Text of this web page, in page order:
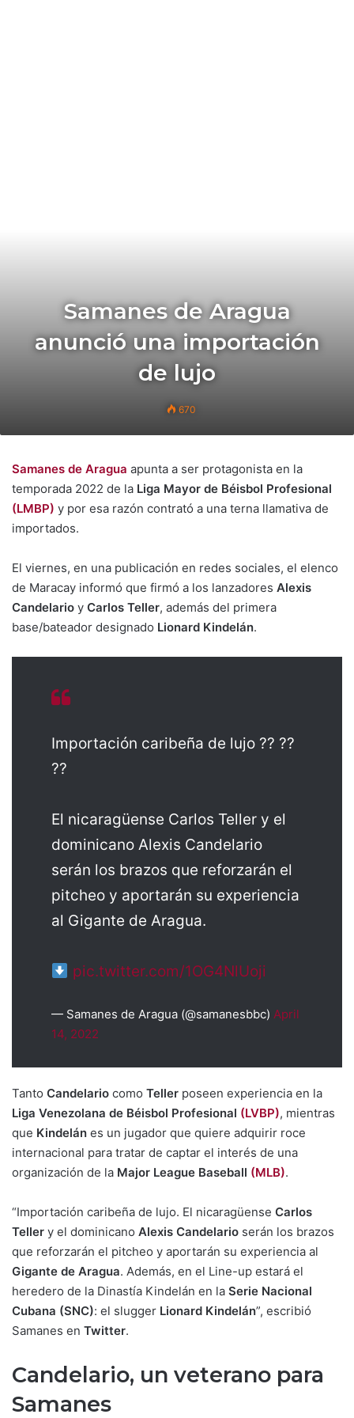
Samanes de Aragua
anunció una importación
de lujo
670
Samanes de Aragua apunta a ser protagonista en la
temporada 2022 de la Liga Mayor de Béisbol Profesional
(LMBP) y por esa razón contrató a una terna llamativa de
importados.
El viernes, en una publicación en redes sociales, el elenco
de Maracay informó que firmó a los lanzadores Alexis
Candelario y Carlos Teller, además del primera
base/bateador designado Lionard Kindelán.
Importación caribeña de lujo ?? ??
??
El nicaragüense Carlos Teller y el
dominicano Alexis Candelario
serán los brazos que reforzarán el
pitcheo y aportarán su experiencia
al Gigante de Aragua.
pic.twitter.com/1OG4NlUoji
— Samanes de Aragua (@samanesbbc) April
14, 2022
Tanto Candelario como Teller poseen experiencia en la
Liga Venezolana de Béisbol Profesional (LVBP), mientras
que Kindelán es un jugador que quiere adquirir roce
internacional para tratar de captar el interés de una
organización de la Major League Baseball (MLB).
“Importación caribeña de lujo. El nicaragüense Carlos
Teller y el dominicano Alexis Candelario serán los brazos
que reforzarán el pitcheo y aportarán su experiencia al
Gigante de Aragua. Además, en el Line-up estará el
heredero de la Dinastía Kindelán en la Serie Nacional
Cubana (SNC): el slugger Lionard Kindelán”, escribió
Samanes en Twitter.
Candelario, un veterano para
Samanes